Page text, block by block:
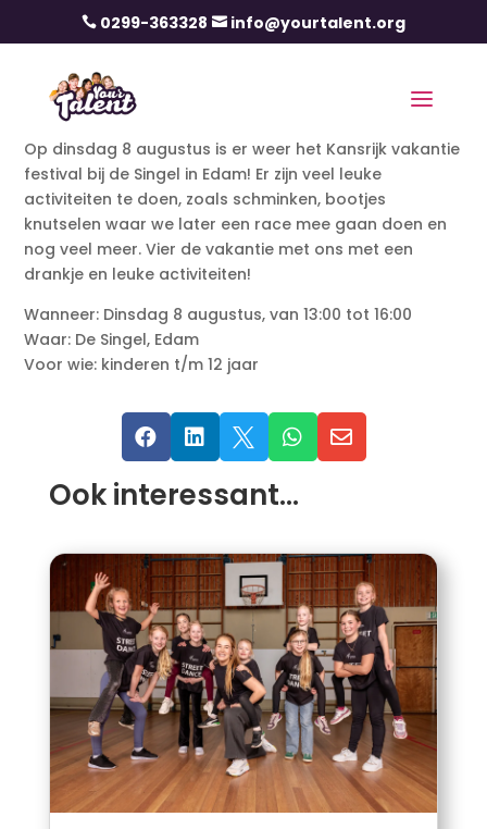
 0299-363328  info@yourtalent.org
Op dinsdag 8 augustus is er weer het Kansrijk vakantie
festival bij de Singel in Edam! Er zijn veel leuke
activiteiten te doen, zoals schminken, bootjes
knutselen waar we later een race mee gaan doen en
nog veel meer. Vier de vakantie met ons met een
drankje en leuke activiteiten!
Wanneer: Dinsdag 8 augustus, van 13:00 tot 16:00
Waar: De Singel, Edam
Voor wie: kinderen t/m 12 jaar
    
Ook interessant…